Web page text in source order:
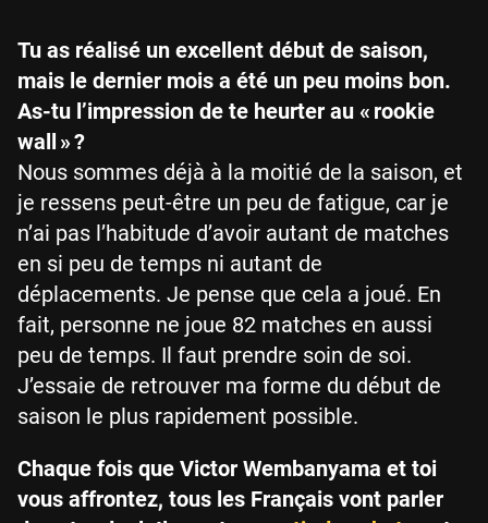
Tu as réalisé un excellent début de saison,
mais le dernier mois a été un peu moins bon.
As-tu l’impression de te heurter au « rookie
wall » ?
Nous sommes déjà à la moitié de la saison, et
je ressens peut-être un peu de fatigue, car je
n’ai pas l’habitude d’avoir autant de matches
en si peu de temps ni autant de
déplacements. Je pense que cela a joué. En
fait, personne ne joue 82 matches en aussi
peu de temps. Il faut prendre soin de soi.
J’essaie de retrouver ma forme du début de
saison le plus rapidement possible.
Chaque fois que Victor Wembanyama et toi
vous affrontez, tous les Français vont parler